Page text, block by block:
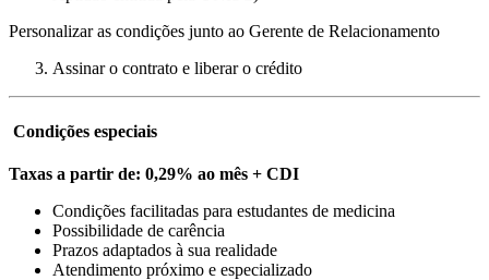
Personalizar as condições junto ao Gerente de Relacionamento
Assinar o contrato e liberar o crédito
Condições especiais
Taxas a partir de: 0,29% ao mês + CDI
Condições facilitadas para estudantes de medicina
Possibilidade de carência
Prazos adaptados à sua realidade
Atendimento próximo e especializado